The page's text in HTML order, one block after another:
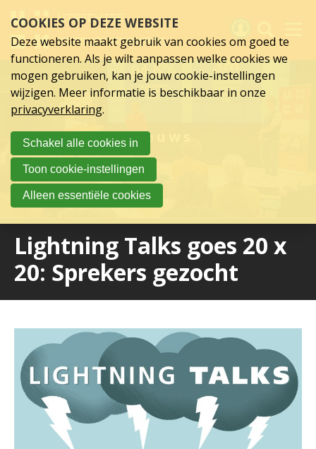
links
over
Spring
hoofd
inhoud
Spring
naar
hoofdnavigatie
Nieuws
Lightning Talks goes 20 x
20: Sprekers gezocht
Activiteiten
Nieuws
Verslagen
Sluit je aan
Over UCK
COOKIES OP DEZE WEBSITE
Deze website maakt gebruik van cookies om goed te
functioneren. Als je wilt aanpassen welke cookies we
mogen gebruiken, kan je jouw cookie-instellingen
wijzigen. Meer informatie is beschikbaar in onze
privacyverklaring.
Schakel alle cookies in
Toon cookie-instellingen
Alleen essentiële cookies